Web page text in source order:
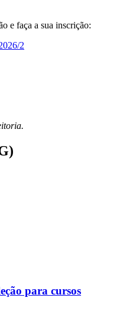
e faça a sua inscrição:
2
para cursos